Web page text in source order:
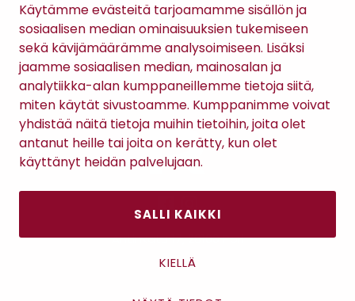
Käytämme evästeitä tarjoamamme sisällön ja
sosiaalisen median ominaisuuksien tukemiseen
sekä kävijämäärämme analysoimiseen. Lisäksi
jaamme sosiaalisen median, mainosalan ja
analytiikka-alan kumppaneillemme tietoja siitä,
miten käytät sivustoamme. Kumppanimme voivat
yhdistää näitä tietoja muihin tietoihin, joita olet
antanut heille tai joita on kerätty, kun olet
käyttänyt heidän palvelujaan.
SALLI KAIKKI
KIELLÄ
Antinkatu 17, 28100 Pori
Sopimusehdot
Tietosuojaseloste
Maksutavat